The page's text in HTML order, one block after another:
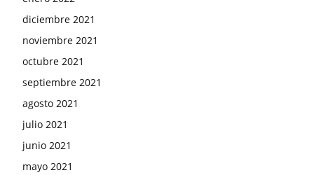
diciembre 2021
noviembre 2021
octubre 2021
septiembre 2021
agosto 2021
julio 2021
junio 2021
mayo 2021